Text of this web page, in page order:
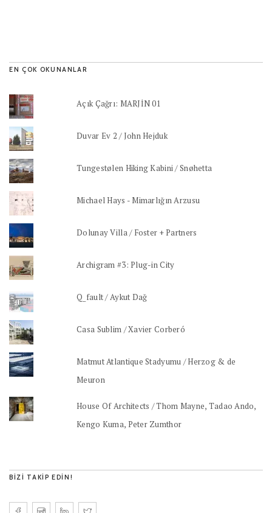
EN ÇOK OKUNANLAR
Açık Çağrı: MARJİN 01
Duvar Ev 2 / John Hejduk
Tungestølen Hiking Kabini / Snøhetta
Michael Hays - Mimarlığın Arzusu
Dolunay Villa / Foster + Partners
Archigram #3: Plug-in City
Q_fault / Aykut Dağ
Casa Sublim / Xavier Corberó
Matmut Atlantique Stadyumu / Herzog & de
Meuron
House Of Architects / Thom Mayne, Tadao Ando,
Kengo Kuma, Peter Zumthor
BIZI TAKIP EDIN!